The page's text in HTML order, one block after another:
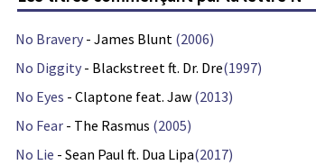
No Bravery - James Blunt (2006)
No Diggity - Blackstreet ft. Dr. Dre(1997)
No Eyes - Claptone feat. Jaw (2013)
No Fear - The Rasmus (2005)
No Lie - Sean Paul ft. Dua Lipa(2017)